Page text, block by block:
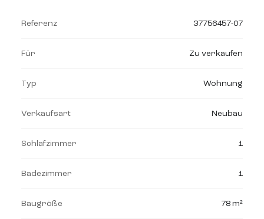
Referenz 37756457-07
Für Zu verkaufen
Typ Wohnung
Verkaufsart Neubau
Schlafzimmer 1
Badezimmer 1
Baugröße 78 m²